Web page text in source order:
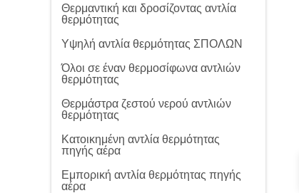
Θερμαντική και δροσίζοντας αντλία
θερμότητας
Υψηλή αντλία θερμότητας ΣΠΟΛΩΝ
Όλοι σε έναν θερμοσίφωνα αντλιών
θερμότητας
Θερμάστρα ζεστού νερού αντλιών
θερμότητας
Κατοικημένη αντλία θερμότητας
πηγής αέρα
Εμπορική αντλία θερμότητας πηγής
αέρα